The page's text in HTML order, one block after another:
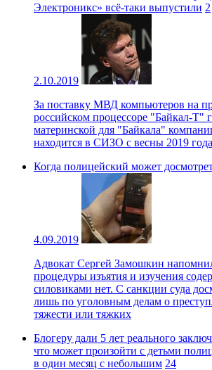
Электроникс» всё-таки выпустили 2
2.10.2019
За поставку МВД компьютеров на
российском процессоре "Байкал-Т"
материнской для "Байкала"
находится в СИЗО с весны 2019 года
Когда полицейский может
4.09.2019
Адвокат Сергей Замошкин
процедуры изъятия и изучения
силовиками нет. С санкции суда
лишь по уголовным делам о
тяжести или тяжких
Блогеру дали 5 лет реального
что может произойти с детьми
в один месяц с небольшим 24